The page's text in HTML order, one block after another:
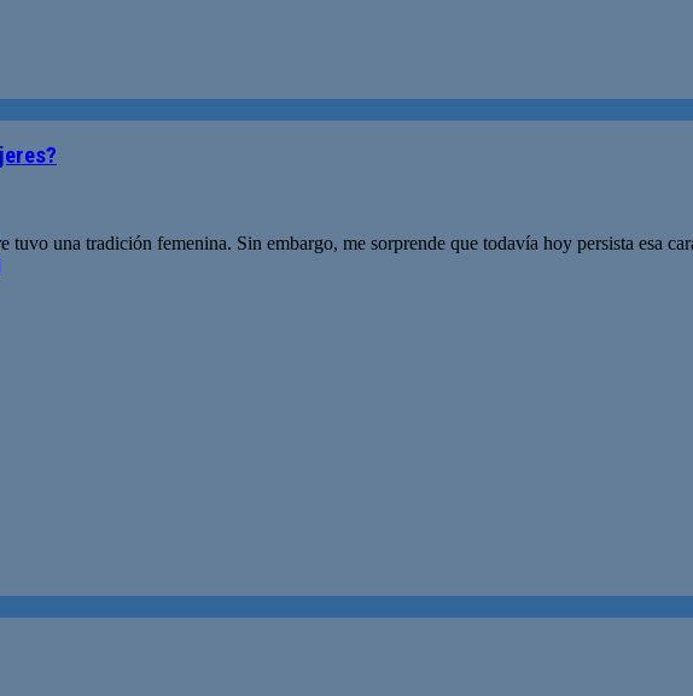
tuvo una tradición femenina. Sin embargo, me sorprende que todavía hoy persista esa